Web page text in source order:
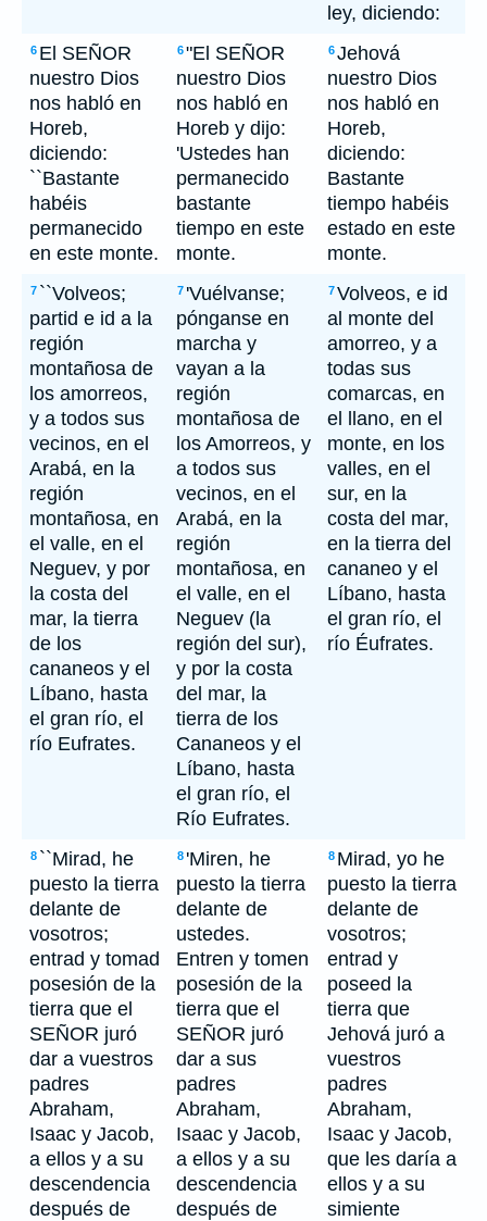
ley, diciendo:
6 El SEÑOR
nuestro Dios
nos habló en
Horeb,
diciendo:
``Bastante
habéis
permanecido
en este monte.
6"El SEÑOR
nuestro Dios
nos habló en
Horeb y dijo:
'Ustedes han
permanecido
bastante
tiempo en este
monte.
6Jehová
nuestro Dios
nos habló en
Horeb,
diciendo:
Bastante
tiempo habéis
estado en este
monte.
7 ``Volveos;
partid e id a la
región
montañosa de
los amorreos,
y a todos sus
vecinos, en el
Arabá, en la
región
montañosa, en
el valle, en el
Neguev, y por
la costa del
mar, la tierra
de los
cananeos y el
Líbano, hasta
el gran río, el
río Eufrates.
7 'Vuélvanse;
pónganse en
marcha y
vayan a la
región
montañosa de
los Amorreos, y
a todos sus
vecinos, en el
Arabá, en la
región
montañosa, en
el valle, en el
Neguev (la
región del sur),
y por la costa
del mar, la
tierra de los
Cananeos y el
Líbano, hasta
el gran río, el
Río Eufrates.
7Volveos, e id
al monte del
amorreo, y a
todas sus
comarcas, en
el llano, en el
monte, en los
valles, en el
sur, en la
costa del mar,
en la tierra del
cananeo y el
Líbano, hasta
el gran río, el
río Éufrates.
8 ``Mirad, he
puesto la tierra
delante de
vosotros;
entrad y tomad
posesión de la
tierra que el
SEÑOR juró
dar a vuestros
padres
Abraham,
Isaac y Jacob,
a ellos y a su
descendencia
después de
8 'Miren, he
puesto la tierra
delante de
ustedes.
Entren y tomen
posesión de la
tierra que el
SEÑOR juró
dar a sus
padres
Abraham,
Isaac y Jacob,
a ellos y a su
descendencia
después de
8 Mirad, yo he
puesto la tierra
delante de
vosotros;
entrad y
poseed la
tierra que
Jehová juró a
vuestros
padres
Abraham,
Isaac y Jacob,
que les daría a
ellos y a su
simiente